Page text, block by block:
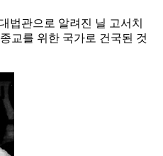
법관으로 알려진 닐 고서치
교를 위한 국가로 건국된 것